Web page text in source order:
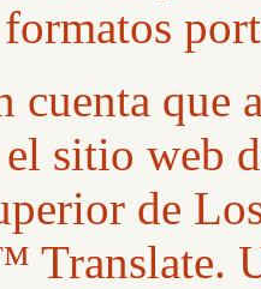
cuenta que
sitio web
de
Translate.